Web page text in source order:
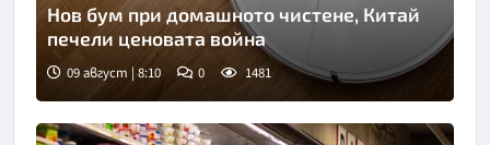
Снимка: Пиксабей
Нов бум при домашното чистене, Китай
печели ценовата война
09 август | 8:10 0 1481